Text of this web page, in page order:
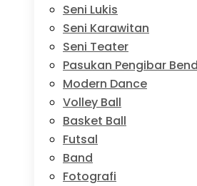
Seni Lukis
Seni Karawitan
Seni Teater
Pasukan Pengibar
Modern Dance
Volley Ball
Basket Ball
Futsal
Band
Fotografi